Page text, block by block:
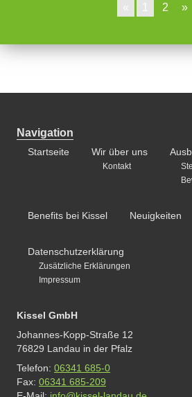
« 2 »
Navigation
Startseite Wir über uns
Kontakt
Benefits bei Kissel Neuigkeiten
Datenschutzerklärung
Zusätzliche Erklärungen
Impressum
Kissel GmbH
Johannes-Kopp-Straße 12
76829 Landau in der Pfalz
Telefon: 06341 685-0
Fax: 06341 685-209